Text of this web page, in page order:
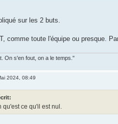
sur les 2 buts.
comme toute l'équipe ou presque.
On s'en fout, on a le temps."
2024, 08:49
qu'est ce qu'il est nul.